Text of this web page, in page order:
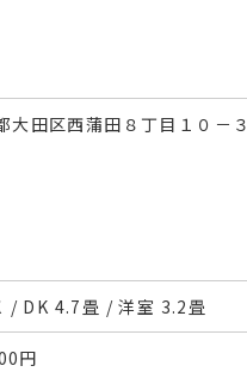
大田区西蒲田８丁目１０－３
/ DK 4.7畳 / 洋室 3.2畳
円